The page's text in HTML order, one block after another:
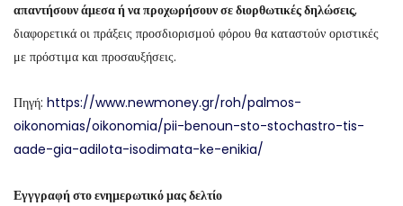
απαντήσουν άμεσα ή να προχωρήσουν σε διορθωτικές δηλώσεις,
διαφορετικά οι πράξεις προσδιορισμού φόρου θα καταστούν οριστικές
με πρόστιμα και προσαυξήσεις.
Πηγή: https://www.newmoney.gr/roh/palmos-
oikonomias/oikonomia/pii-benoun-sto-stochastro-tis-
aade-gia-adilota-isodimata-ke-enikia/
Εγγγραφή στο ενημερωτικό μας δελτίο